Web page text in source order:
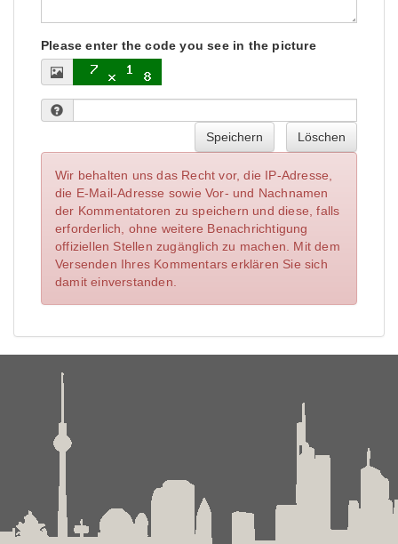
Please enter the code you see in the picture
Speichern Löschen
Wir behalten uns das Recht vor, die IP-Adresse,
die E-Mail-Adresse sowie Vor- und Nachnamen
der Kommentatoren zu speichern und diese, falls
erforderlich, ohne weitere Benachrichtigung
offiziellen Stellen zugänglich zu machen. Mit dem
Versenden Ihres Kommentars erklären Sie sich
damit einverstanden.